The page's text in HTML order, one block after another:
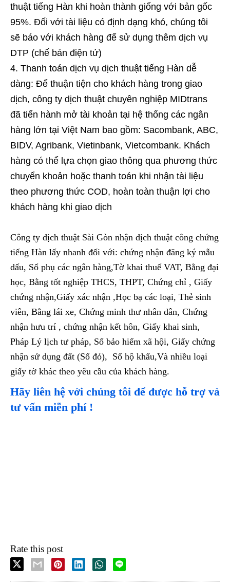
thuật tiếng Hàn khi hoàn thành giống với bản gốc
95%. Đối với tài liệu có định dạng khó, chúng tôi
sẽ báo với khách hàng để sử dụng thêm dịch vụ
DTP (chế bản điện tử)
Thanh toán dịch vụ dịch thuật tiếng Hàn dễ
dàng: Để thuận tiện cho khách hàng trong giao
dịch, công ty dịch thuật chuyên nghiệp MIDtrans
đã tiến hành mở tài khoản tại hệ thống các ngân
hàng lớn tại Việt Nam bao gồm: Sacombank, ABC,
BIDV, Agribank, Vietinbank, Vietcombank. Khách
hàng có thể lựa chọn giao thông qua phương thức
chuyển khoản hoặc thanh toán khi nhận tài liệu
theo phương thức COD, hoàn toàn thuận lợi cho
khách hàng khi giao dịch
Công ty dịch thuật Sài Gòn nhận dịch thuật công chứng
tiếng Hàn lấy nhanh đối với: chứng nhận đăng ký mẫu
dấu, Sổ phụ các ngân hàng,Tờ khai thuế VAT, Bằng đại
học, Bằng tốt nghiệp THCS, THPT, Chứng chỉ , Giấy
chứng nhận,Giấy xác nhận ,Học bạ các loại, Thẻ sinh
viên, Bằng lái xe, Chứng minh thư nhân dân, Chứng
nhận hưu trí , chứng nhận kết hôn, Giấy khai sinh,
Pháp Lý lịch tư pháp, Sổ bảo hiểm xã hội, Giấy chứng
nhận sử dụng đất (Sổ đỏ), Sổ hộ khẩu,Và nhiều loại
giấy tờ khác theo yêu cầu của khách hàng.
Hãy liên hệ với chúng tôi để được hỗ trợ và
tư vấn miễn phí !
Rate this post